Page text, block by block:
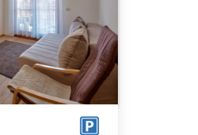
:
: